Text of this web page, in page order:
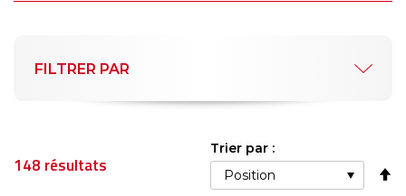
148 résultats
Trier par :
FILTRER PAR